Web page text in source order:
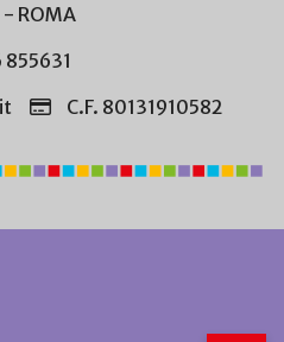
ROMA
C.F. 80131910582